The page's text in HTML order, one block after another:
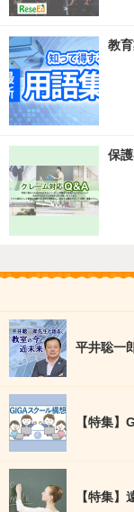
教
保
平井聡一
【特集】
【特集】